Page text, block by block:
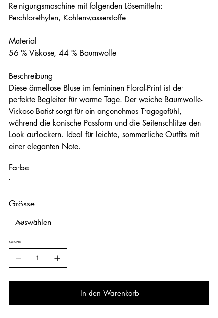
Reinigungsmaschine mit folgenden Lösemitteln:
Perchlorethylen, Kohlenwasserstoffe
Material
56 % Viskose, 44 % Baumwolle
Beschreibung
Diese ärmellose Bluse im femininen Floral-Print ist der
perfekte Begleiter für warme Tage. Der weiche Baumwolle-
Viskose Batist sorgt für ein angenehmes Tragegefühl,
während die konische Passform und die Seitenschlitze den
Look auflockern. Ideal für leichte, sommerliche Outfits mit
einer eleganten Note.
Farbe
Grösse
MENGE
In den Warenkorb